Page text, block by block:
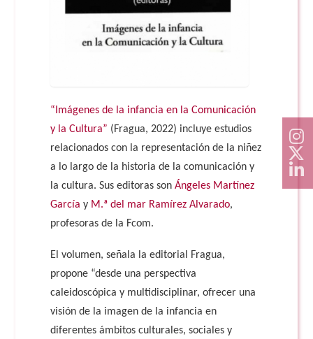
“Imágenes de la infancia en la Comunicación
y la Cultura” (Fragua, 2022) incluye estudios
relacionados con la representación de la niñez
a lo largo de la historia de la comunicación y
la cultura. Sus editoras sonÁngeles Martínez
García y M.ª del mar Ramírez Alvarado,
profesoras de la Fcom.
El volumen, señala la editorial Fragua,
propone “desde una perspectiva
caleidoscópica y multidisciplinar, ofrecer una
visión de la imagen de la infancia en
diferentes ámbitos culturales, sociales y